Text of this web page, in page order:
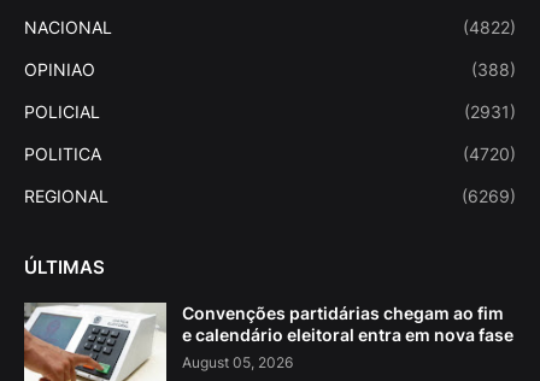
NACIONAL (4822)
OPINIAO (388)
POLICIAL (2931)
POLITICA (4720)
REGIONAL (6269)
ÚLTIMAS
Convenções partidárias chegam ao fim
e calendário eleitoral entra em nova fase
August 05, 2026